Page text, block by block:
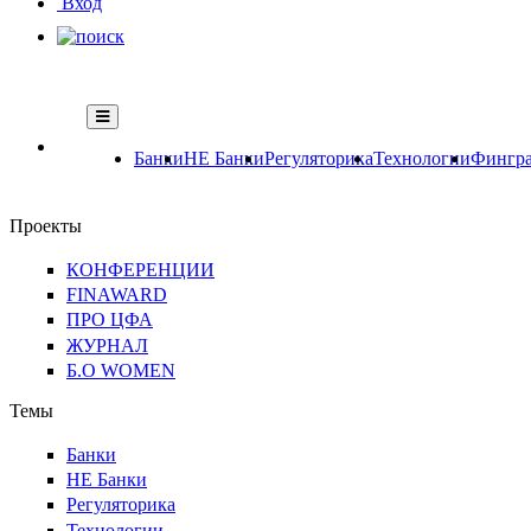
БанкиНЕ БанкиРегуляторикаТехнологии
Проекты
КОНФЕРЕНЦИИ
FINAWARD
ПРО ЦФА
ЖУРНАЛ
Б.О WOMEN
Темы
Банки
НЕ Банки
Регуляторика